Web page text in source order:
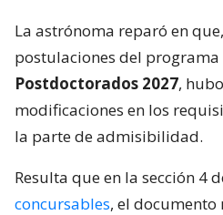
La astrónoma reparó en
postulaciones del programa
Postdoctorados 2027,
modificaciones en los
la parte de admisibilidad.
Resulta que en la sección 4
concursables, el documento